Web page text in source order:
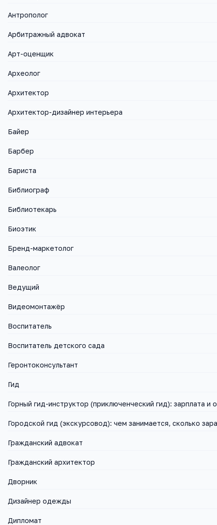
Антрополог
Арбитражный адвокат
Арт-оценщик
Археолог
Архитектор
Архитектор-дизайнер интерьера
Байер
Барбер
Бариста
Библиограф
Библиотекарь
Биоэтик
Бренд-маркетолог
Валеолог
Ведущий
Видеомонтажёр
Воспитатель
Воспитатель детского сада
Геронтоконсультант
Гид
Горный гид-инструктор (приключенческий гид): зарплата и
Городской гид (экскурсовод): чем занимается, сколько
Гражданский адвокат
Гражданский архитектор
Дворник
Дизайнер одежды
Дипломат